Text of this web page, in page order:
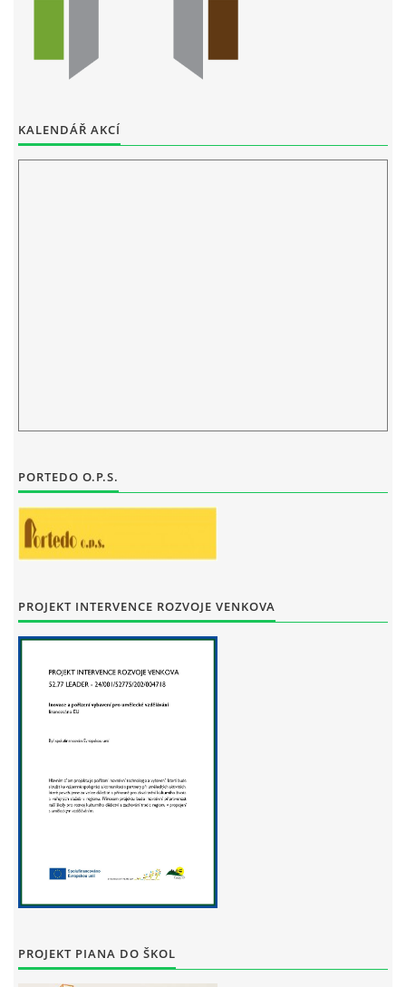
PROHLÁŠENÍ O OCHRANĚ OSOBNÍCH ÚDAJŮ
POVINNĚ ZVEŘEJŇOVANÉ INFORMACE
© 2026 eStránky.cz
KALENDÁŘ AKCÍ
PORTEDO O.P.S.
PROJEKT INTERVENCE ROZVOJE VENKOVA
PROJEKT PIANA DO ŠKOL